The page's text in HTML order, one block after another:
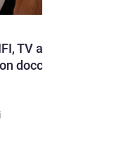
TV a
doccia.